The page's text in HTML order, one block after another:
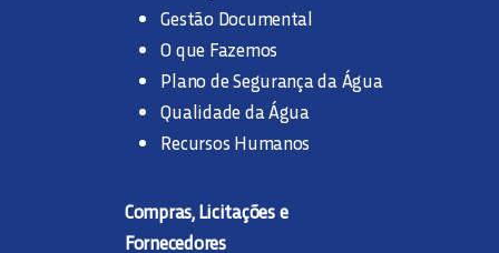
Gestão Documental
O que Fazemos
Plano de Segurança da Água
Qualidade da Água
Recursos Humanos
Compras, Licitações e
Fornecedores